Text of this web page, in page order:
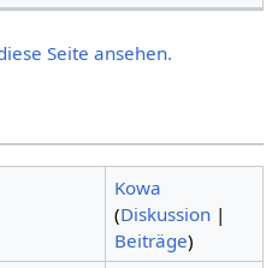
Seite ansehen.
Kowa
(Diskussion |
Beiträge)